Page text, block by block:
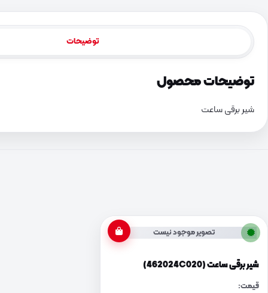
توضیحات
توضیحات محصول
شیر برقی ساعت
تصویر موجود نیست
شیر برقی ساعت (462024C020)
قیمت: